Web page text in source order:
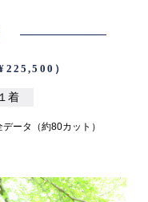
）
着
ータ（約80カット）